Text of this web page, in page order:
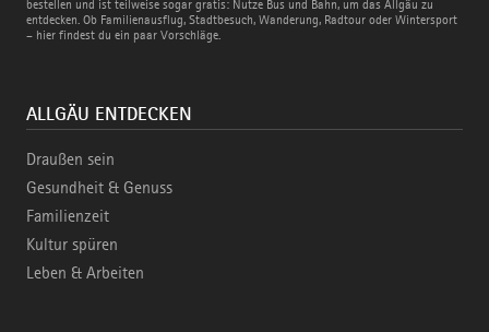
bestellen und ist teilweise sogar gratis: Nutze Bus und Bahn, um das Allgäu zu
entdecken. Ob Familienausflug, Stadtbesuch, Wanderung, Radtour oder Wintersport
– hier findest du ein paar Vorschläge.
Bahn
ALLGÄU ENTDECKEN
Draußen sein
Gesundheit & Genuss
Familienzeit
Kultur spüren
Leben & Arbeiten